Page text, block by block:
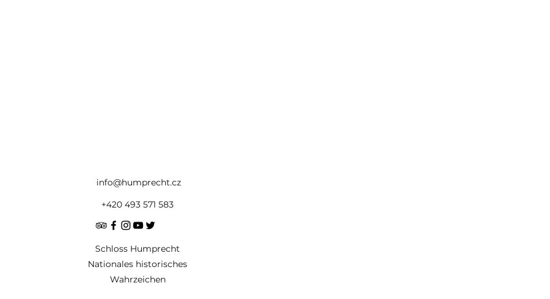
info@humprecht.cz
+420 493 571 583
Schloss Humprecht
Nationales historisches
Wahrzeichen